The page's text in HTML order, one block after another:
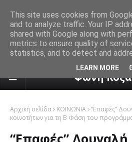
Φωνή
Αρχική σελίδα ΚΟΙΝΩΝΙΑ “Επαφές”
κοινοτήτων για τη Β Φάση του
“Επαφές” Δουγαλή
This site uses cookies from
and to analyze traffic. Your IP
shared with Google along with
metrics to ensure quality of
statistics, and to detect and
LEARN MORE